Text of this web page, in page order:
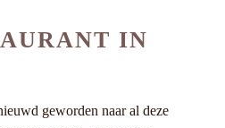
IN
geworden naar al deze